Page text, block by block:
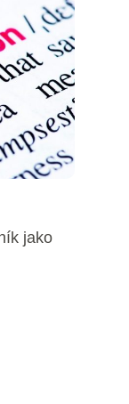
jako